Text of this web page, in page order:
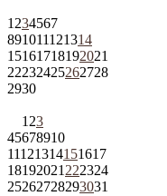
1 234567
891011121314
15161718192021
22232425262728
2930
1 23
45678910
11121314151617
18192021 222324
25262728293031